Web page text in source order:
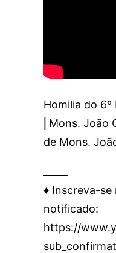
Homilia do
⎜Mons. João
de Mons.
♦️ Inscreva-se
notificado:
https://